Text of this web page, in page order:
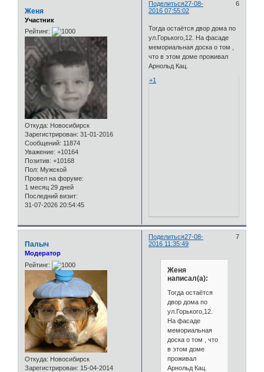
Поделиться 6
27-08-
2016 07:55:02
Женя
Участник
Рейтинг:
Откуда: Новосибирск
Зарегистрирован: 31-01-2016
Сообщений: 11874
Уважение: +10164
Позитив: +10168
Пол: Мужской
Провел на форуме:
1 месяц 29 дней
Последний визит:
31-07-2026 20:54:45
Тогда остаётся двор дома по
ул.Горького,12. На фасаде
мемориальная доска о том ,
что в этом доме проживал
Арнольд Кац.
+1
Поделиться 7
27-08-
2016 11:35:49
Палыч
Модератор
Рейтинг:
Откуда: Новосибирск
Зарегистрирован: 15-04-2014
Женя
написал(а):
Тогда остаётся
двор дома по
ул.Горького,12.
На фасаде
мемориальная
доска о том , что
в этом доме
проживал
Арнольд Кац.